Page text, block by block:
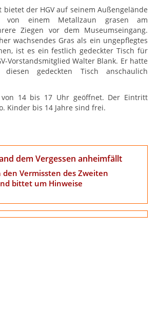
bietet der HGV auf seinem Außengelände
von einem Metallzaun grasen am
Ziegen vor dem Museumseingang.
wachsendes Gras als ein ungepflegtes
ist es ein festlich gedeckter Tisch für
Vorstandsmitglied Walter Blank. Er hatte
gedeckten Tisch anschaulich
14 bis 17 Uhr geöffnet. Der Eintritt
Kinder bis 14 Jahre sind frei.
dem Vergessen anheimfällt
den Vermissten des Zweiten
bittet um Hinweise